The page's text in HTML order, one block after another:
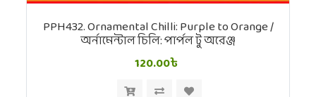
PPH432. Ornamental Chilli: Purple to Orange /
অর্নামেন্টাল চিলি: পার্পল টু অরেঞ্জ
120.00৳